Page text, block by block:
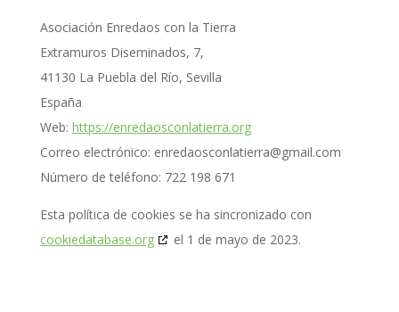
Asociación Enredaos con la Tierra
Extramuros Diseminados, 7,
41130 La Puebla del Río, Sevilla
España
Web: https://enredaosconlatierra.org
Correo electrónico: enredaosconlatierra@gmail.com
Número de teléfono: 722 198 671
Esta política de cookies se ha sincronizado con
cookiedatabase.org
el 1 de mayo de 2023.